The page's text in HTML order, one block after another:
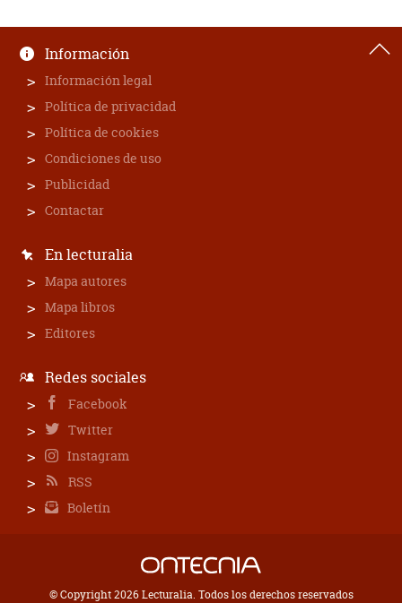
Información
Información legal
Política de privacidad
Política de cookies
Condiciones de uso
Publicidad
Contactar
En lecturalia
Mapa autores
Mapa libros
Editores
Redes sociales
Facebook
Twitter
Instagram
RSS
Boletín
© Copyright 2026 Lecturalia. Todos los derechos reservados